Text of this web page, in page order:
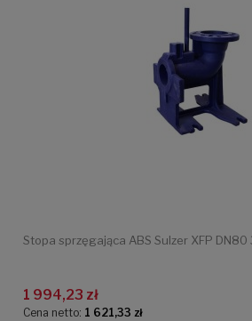
Stopa sprzęgająca ABS Sulzer XFP
1 994,23 zł
Cena netto: 1 621,33 zł